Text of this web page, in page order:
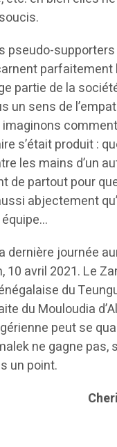
pseudo-
partie de la
un sens de
s’était produit :
les mains d’un
de partout pour
abjectement
dernière journée
10 avril 2021. Le
du
du Mouloudia
peut se
ne gagne pas,
un point.